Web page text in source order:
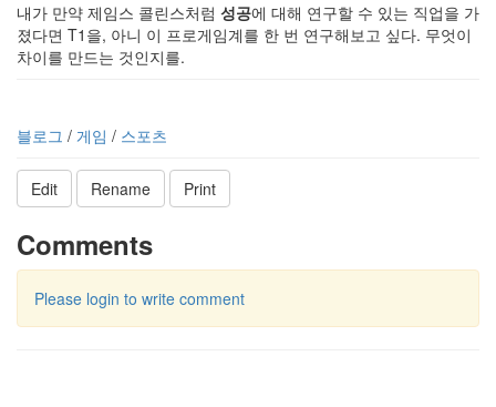
내가 만약 제임스 콜린스처럼 성공에 대해 연구할 수 있는 직업을 가
졌다면 T1을, 아니 이 프로게임계를 한 번 연구해보고 싶다. 무엇이
차이를 만드는 것인지를.
블로그 / 게임 / 스포츠
Edit Rename Print
Comments
Please login to write comment